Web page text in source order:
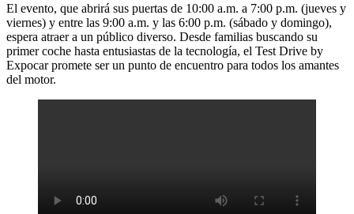
El evento, que abrirá sus puertas de 10:00 a.m. a 7:00 p.m. (jueves y
viernes) y entre las 9:00 a.m. y las 6:00 p.m. (sábado y domingo),
espera atraer a un público diverso. Desde familias buscando su
primer coche hasta entusiastas de la tecnología, el Test Drive by
Expocar promete ser un punto de encuentro para todos los amantes
del motor.